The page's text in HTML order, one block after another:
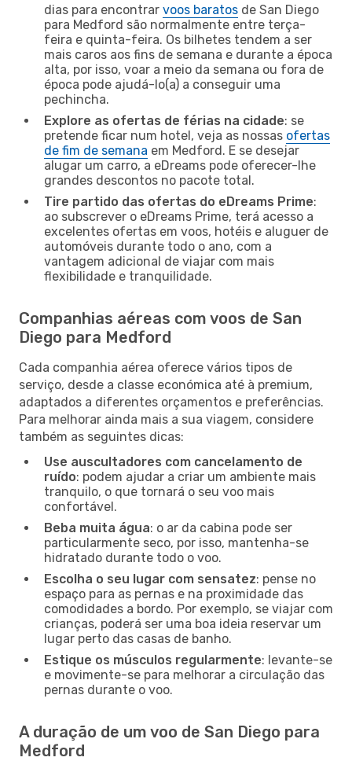
dias para encontrar voos baratos de San Diego
para Medford são normalmente entre terça-
feira e quinta-feira. Os bilhetes tendem a ser
mais caros aos fins de semana e durante a época
alta, por isso, voar a meio da semana ou fora de
época pode ajudá-lo(a) a conseguir uma
pechincha.
Explore as ofertas de férias na cidade: se
pretende ficar num hotel, veja as nossas ofertas
de fim de semana em Medford. E se desejar
alugar um carro, a eDreams pode oferecer-lhe
grandes descontos no pacote total.
Tire partido das ofertas do eDreams Prime:
ao subscrever o eDreams Prime, terá acesso a
excelentes ofertas em voos, hotéis e aluguer de
automóveis durante todo o ano, com a
vantagem adicional de viajar com mais
flexibilidade e tranquilidade.
Companhias aéreas com voos de San
Diego para Medford
Cada companhia aérea oferece vários tipos de
serviço, desde a classe económica até à premium,
adaptados a diferentes orçamentos e preferências.
Para melhorar ainda mais a sua viagem, considere
também as seguintes dicas:
Use auscultadores com cancelamento de
ruído: podem ajudar a criar um ambiente mais
tranquilo, o que tornará o seu voo mais
confortável.
Beba muita água: o ar da cabina pode ser
particularmente seco, por isso, mantenha-se
hidratado durante todo o voo.
Escolha o seu lugar com sensatez: pense no
espaço para as pernas e na proximidade das
comodidades a bordo. Por exemplo, se viajar com
crianças, poderá ser uma boa ideia reservar um
lugar perto das casas de banho.
Estique os músculos regularmente: levante-se
e movimente-se para melhorar a circulação das
pernas durante o voo.
A duração de um voo de San Diego para
Medford